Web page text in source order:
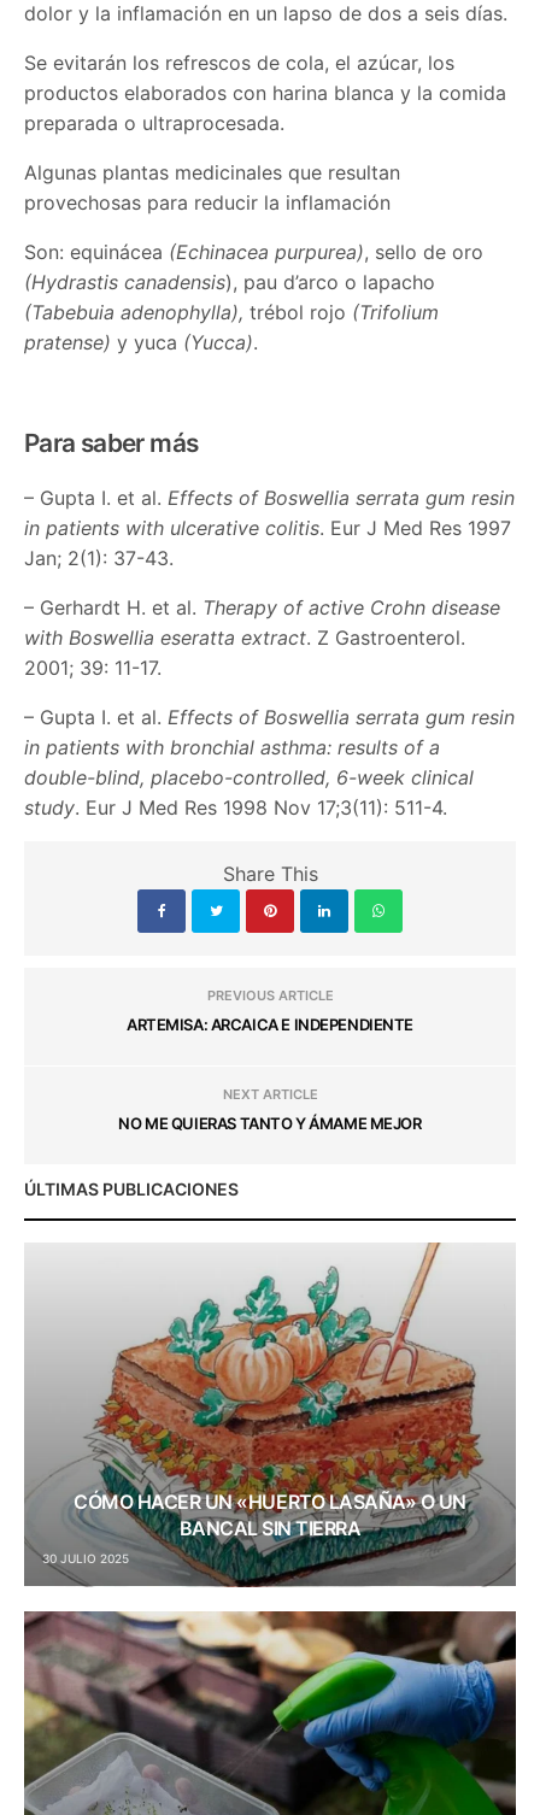
dolor y la inflamación en un lapso de dos a seis días.
Se evitarán los refrescos de cola, el azúcar, los
productos elaborados con harina blanca y la comida
preparada o ultraprocesada.
Algunas plantas medicinales que resultan
provechosas para reducir la inflamación
Son: equinácea (Echinacea purpurea), sello de oro
(Hydrastis canadensis), pau d’arco o lapacho
(Tabebuia adenophylla), trébol rojo (Trifolium
pratense)y yuca (Yucca).
Para saber más
– Gupta I. et al.Effects of Boswellia serrata gum resin
in patients with ulcerative colitis. Eur J Med Res 1997
Jan; 2(1): 37-43.
– Gerhardt H. et al. Therapy of active Crohn disease
with Boswellia eseratta extract. Z Gastroenterol.
2001; 39: 11-17.
– Gupta I. et al.Effects of Boswellia serrata gum resin
in patients with bronchial asthma: results of a
double-blind, placebo-controlled, 6-week clinical
study. Eur J Med Res 1998 Nov 17;3(11): 511-4.
Share This
PREVIOUS ARTICLE
ARTEMISA: ARCAICA E INDEPENDIENTE
NEXT ARTICLE
NO ME QUIERAS TANTO Y ÁMAME MEJOR
ÚLTIMAS PUBLICACIONES
CÓMO HACER UN «HUERTO LASAÑA» O UN
BANCAL SIN TIERRA
30 JULIO 2025